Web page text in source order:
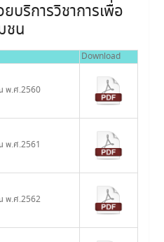
บริการวิชาการเพื่อ
ชน
Download
พ.ศ.2560
พ.ศ.2561
พ.ศ.2562